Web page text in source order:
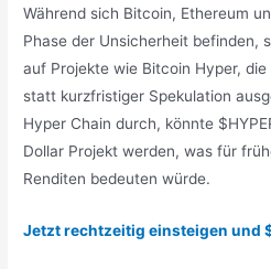
Während sich Bitcoin, Ethereum
Phase der Unsicherheit befinden,
auf Projekte wie Bitcoin Hyper,
statt kurzfristiger Spekulation
Hyper Chain durch, könnte
Dollar Projekt werden, was für
Renditen bedeuten würde.
Jetzt rechtzeitig einsteigen und